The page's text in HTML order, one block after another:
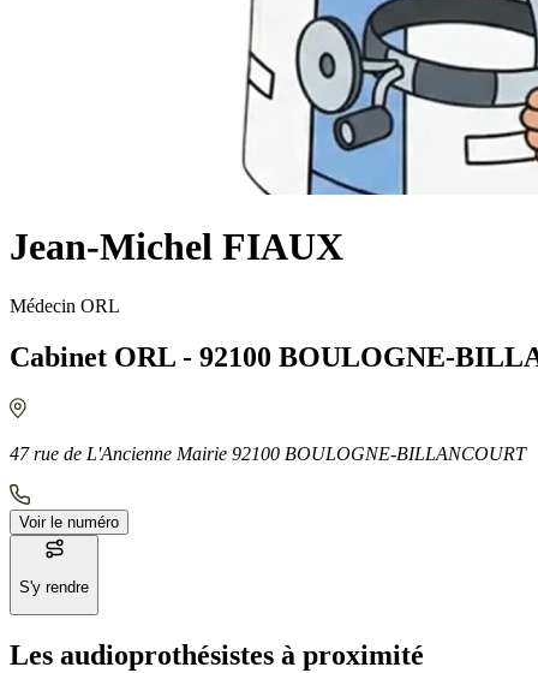
Jean-Michel FIAUX
Médecin ORL
Cabinet ORL - 92100 BOULOGNE-
47 rue de L'Ancienne Mairie 92100 BOULOGNE-BILLANCOURT
Voir le numéro
S'y rendre
Les audioprothésistes à proximité